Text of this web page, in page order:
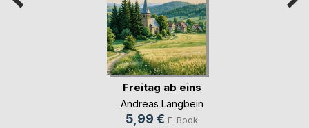
Freitag ab eins
Andreas Langbein
5,99 € E-Book